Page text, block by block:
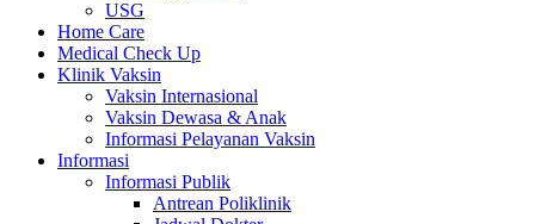
USG
Home Care
Medical Check Up
Klinik Vaksin
Vaksin Internasional
Vaksin Dewasa & Anak
Informasi Pelayanan Vaksin
Informasi
Informasi Publik
Antrean Poliklinik